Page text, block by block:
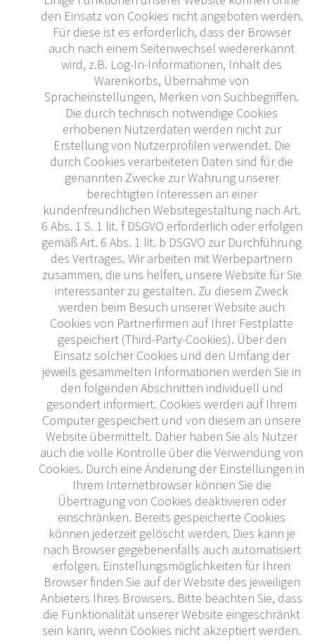
den Einsatz von Cookies nicht angeboten werden.
Für diese ist es erforderlich, dass der Browser
auch nach einem Seitenwechsel wiedererkannt
wird, z.B. Log-In-Informationen, Inhalt des
Warenkorbs, Übernahme von
Spracheinstellungen, Merken von Suchbegriffen.
Die durch technisch notwendige Cookies
erhobenen Nutzerdaten werden nicht zur
Erstellung von Nutzerprofilen verwendet. Die
durch Cookies verarbeiteten Daten sind für die
genannten Zwecke zur Wahrung unserer
berechtigten Interessen an einer
kundenfreundlichen Websitegestaltung nach Art.
6 Abs. 1 S. 1 lit. f DSGVO erforderlich oder erfolgen
gemäß Art. 6 Abs. 1 lit. b DSGVO zur Durchführung
des Vertrages. Wir arbeiten mit Werbepartnern
zusammen, die uns helfen, unsere Website für Sie
interessanter zu gestalten. Zu diesem Zweck
werden beim Besuch unserer Website auch
Cookies von Partnerfirmen auf Ihrer Festplatte
gespeichert (Third-Party-Cookies). Über den
Einsatz solcher Cookies und den Umfang der
jeweils gesammelten Informationen werden Sie in
den folgenden Abschnitten individuell und
gesondert informiert. Cookies werden auf Ihrem
Computer gespeichert und von diesem an unsere
Website übermittelt. Daher haben Sie als Nutzer
auch die volle Kontrolle über die Verwendung von
Cookies. Durch eine Änderung der Einstellungen in
Ihrem Internetbrowser können Sie die
Übertragung von Cookies deaktivieren oder
einschränken. Bereits gespeicherte Cookies
können jederzeit gelöscht werden. Dies kann je
nach Browser gegebenenfalls auch automatisiert
erfolgen. Einstellungsmöglichkeiten für Ihren
Browser finden Sie auf der Website des jeweiligen
Anbieters Ihres Browsers. Bitte beachten Sie, dass
die Funktionalität unserer Website eingeschränkt
sein kann, wenn Cookies nicht akzeptiert werden.